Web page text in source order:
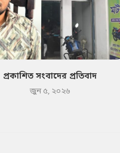
প্রকাশিত সংবাদের প্রতিবাদ
জুন ৫, ২০২৬